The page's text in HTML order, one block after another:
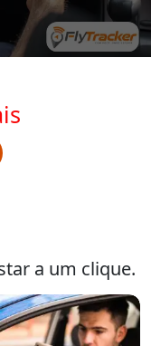
a um clique.